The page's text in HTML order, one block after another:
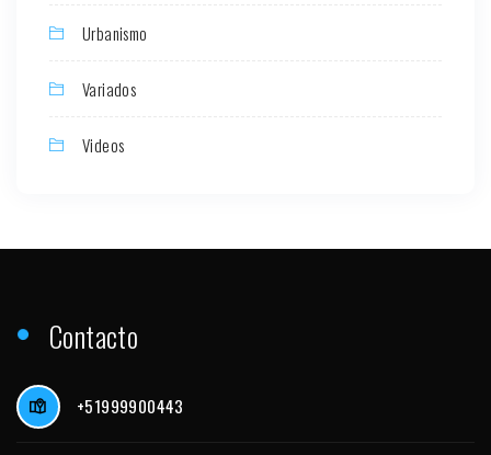
Urbanismo
Variados
Videos
Contacto
+51999900443